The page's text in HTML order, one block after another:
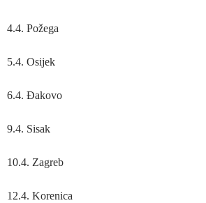
4.4. Požega
5.4. Osijek
6.4. Đakovo
9.4. Sisak
10.4. Zagreb
12.4. Korenica